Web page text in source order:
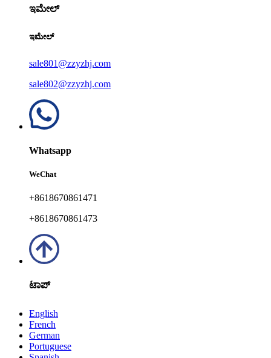
ಇಮೇಲ್
ಇಮೇಲ್
sale801@zzyzhj.com
sale802@zzyzhj.com
Whatsapp
WeChat
+8618670861471
+8618670861473
ಟಾಪ್
English
French
German
Portuguese